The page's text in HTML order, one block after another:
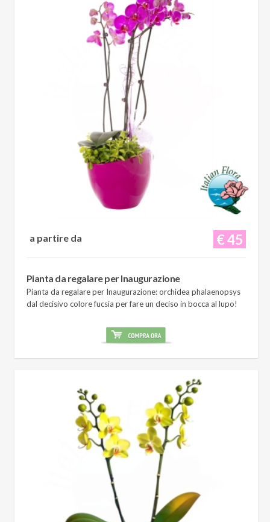
€ 45
a partire da
Pianta da regalare per Inaugurazione
Pianta da regalare per Inaugurazione: orchidea phalaenopsys
dal decisivo colore fucsia per fare un deciso in bocca al lupo!